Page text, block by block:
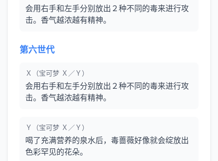
会用右手和左手分别放出２种不同的毒来进行攻
击。香气越浓越有精神。
第六世代
Ｘ（宝可梦 Ｘ／Ｙ）
会用右手和左手分别放出２种不同的毒来进行攻
击。香气越浓越有精神。
Ｙ（宝可梦 Ｘ／Ｙ）
喝了充满营养的泉水后，毒蔷薇好像就会绽放出
色彩罕见的花朵。